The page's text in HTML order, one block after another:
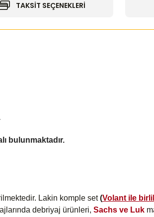
TAKSİT SEÇENEKLERİ
bulunmaktadır.
Lakin komple set(Volant ile
debriyaj ürünleri, Sachs ve Luk